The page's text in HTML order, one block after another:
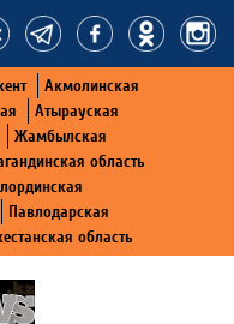
Акмолинская
Атырауская
Жамбылская
область
Павлодарская
область